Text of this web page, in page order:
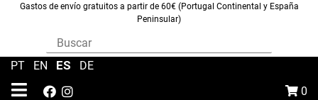
Gastos de envío gratuitos a partir de 60€ (Portugal Continental y España
Peninsular)
0
PT EN ES DE